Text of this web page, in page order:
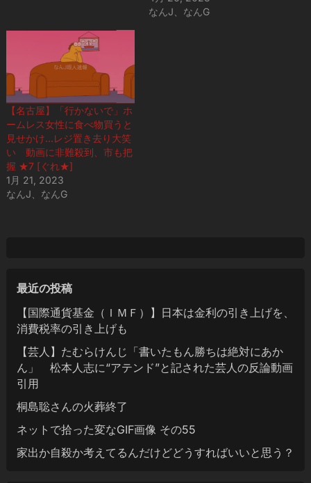
なんJ、なんG
【名古屋】「行かないで」ホ
ームレス女性に食べ物買うと
見せかけ…レジ置き去り大笑
い 動画に非難殺到、市も把
握 ★7 [ぐれ★]
1月 21, 2023
なんJ、なんG
最近の投稿
【国際通貨基金（ＩＭＦ）】日本は金利の引き上げを、
消費税率の引き上げも
【芸人】たむらけんじ「書いたもん勝ちは絶対にあか
ん」 松本人志に“アテンド”と記された芸人の反論動画
引用
桐島聡さんの火葬終了
ネットで拾った変なGIF画像 その55
家出か自殺か考えてるんだけどどうすればいいと思う？